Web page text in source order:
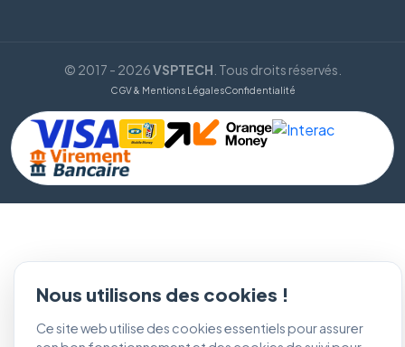
© 2017 - 2026VSPTECH . Tous droits réservés.
CGV & Mentions LégalesConfidentialité
Nous utilisons des cookies !
Ce site web utilise des cookies essentiels pour assurer